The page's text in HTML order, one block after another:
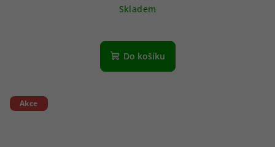
Skladem
Do košíku
Akce